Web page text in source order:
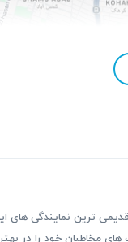
از بهترین و قدیمی ترین
های مخاطبان خود را